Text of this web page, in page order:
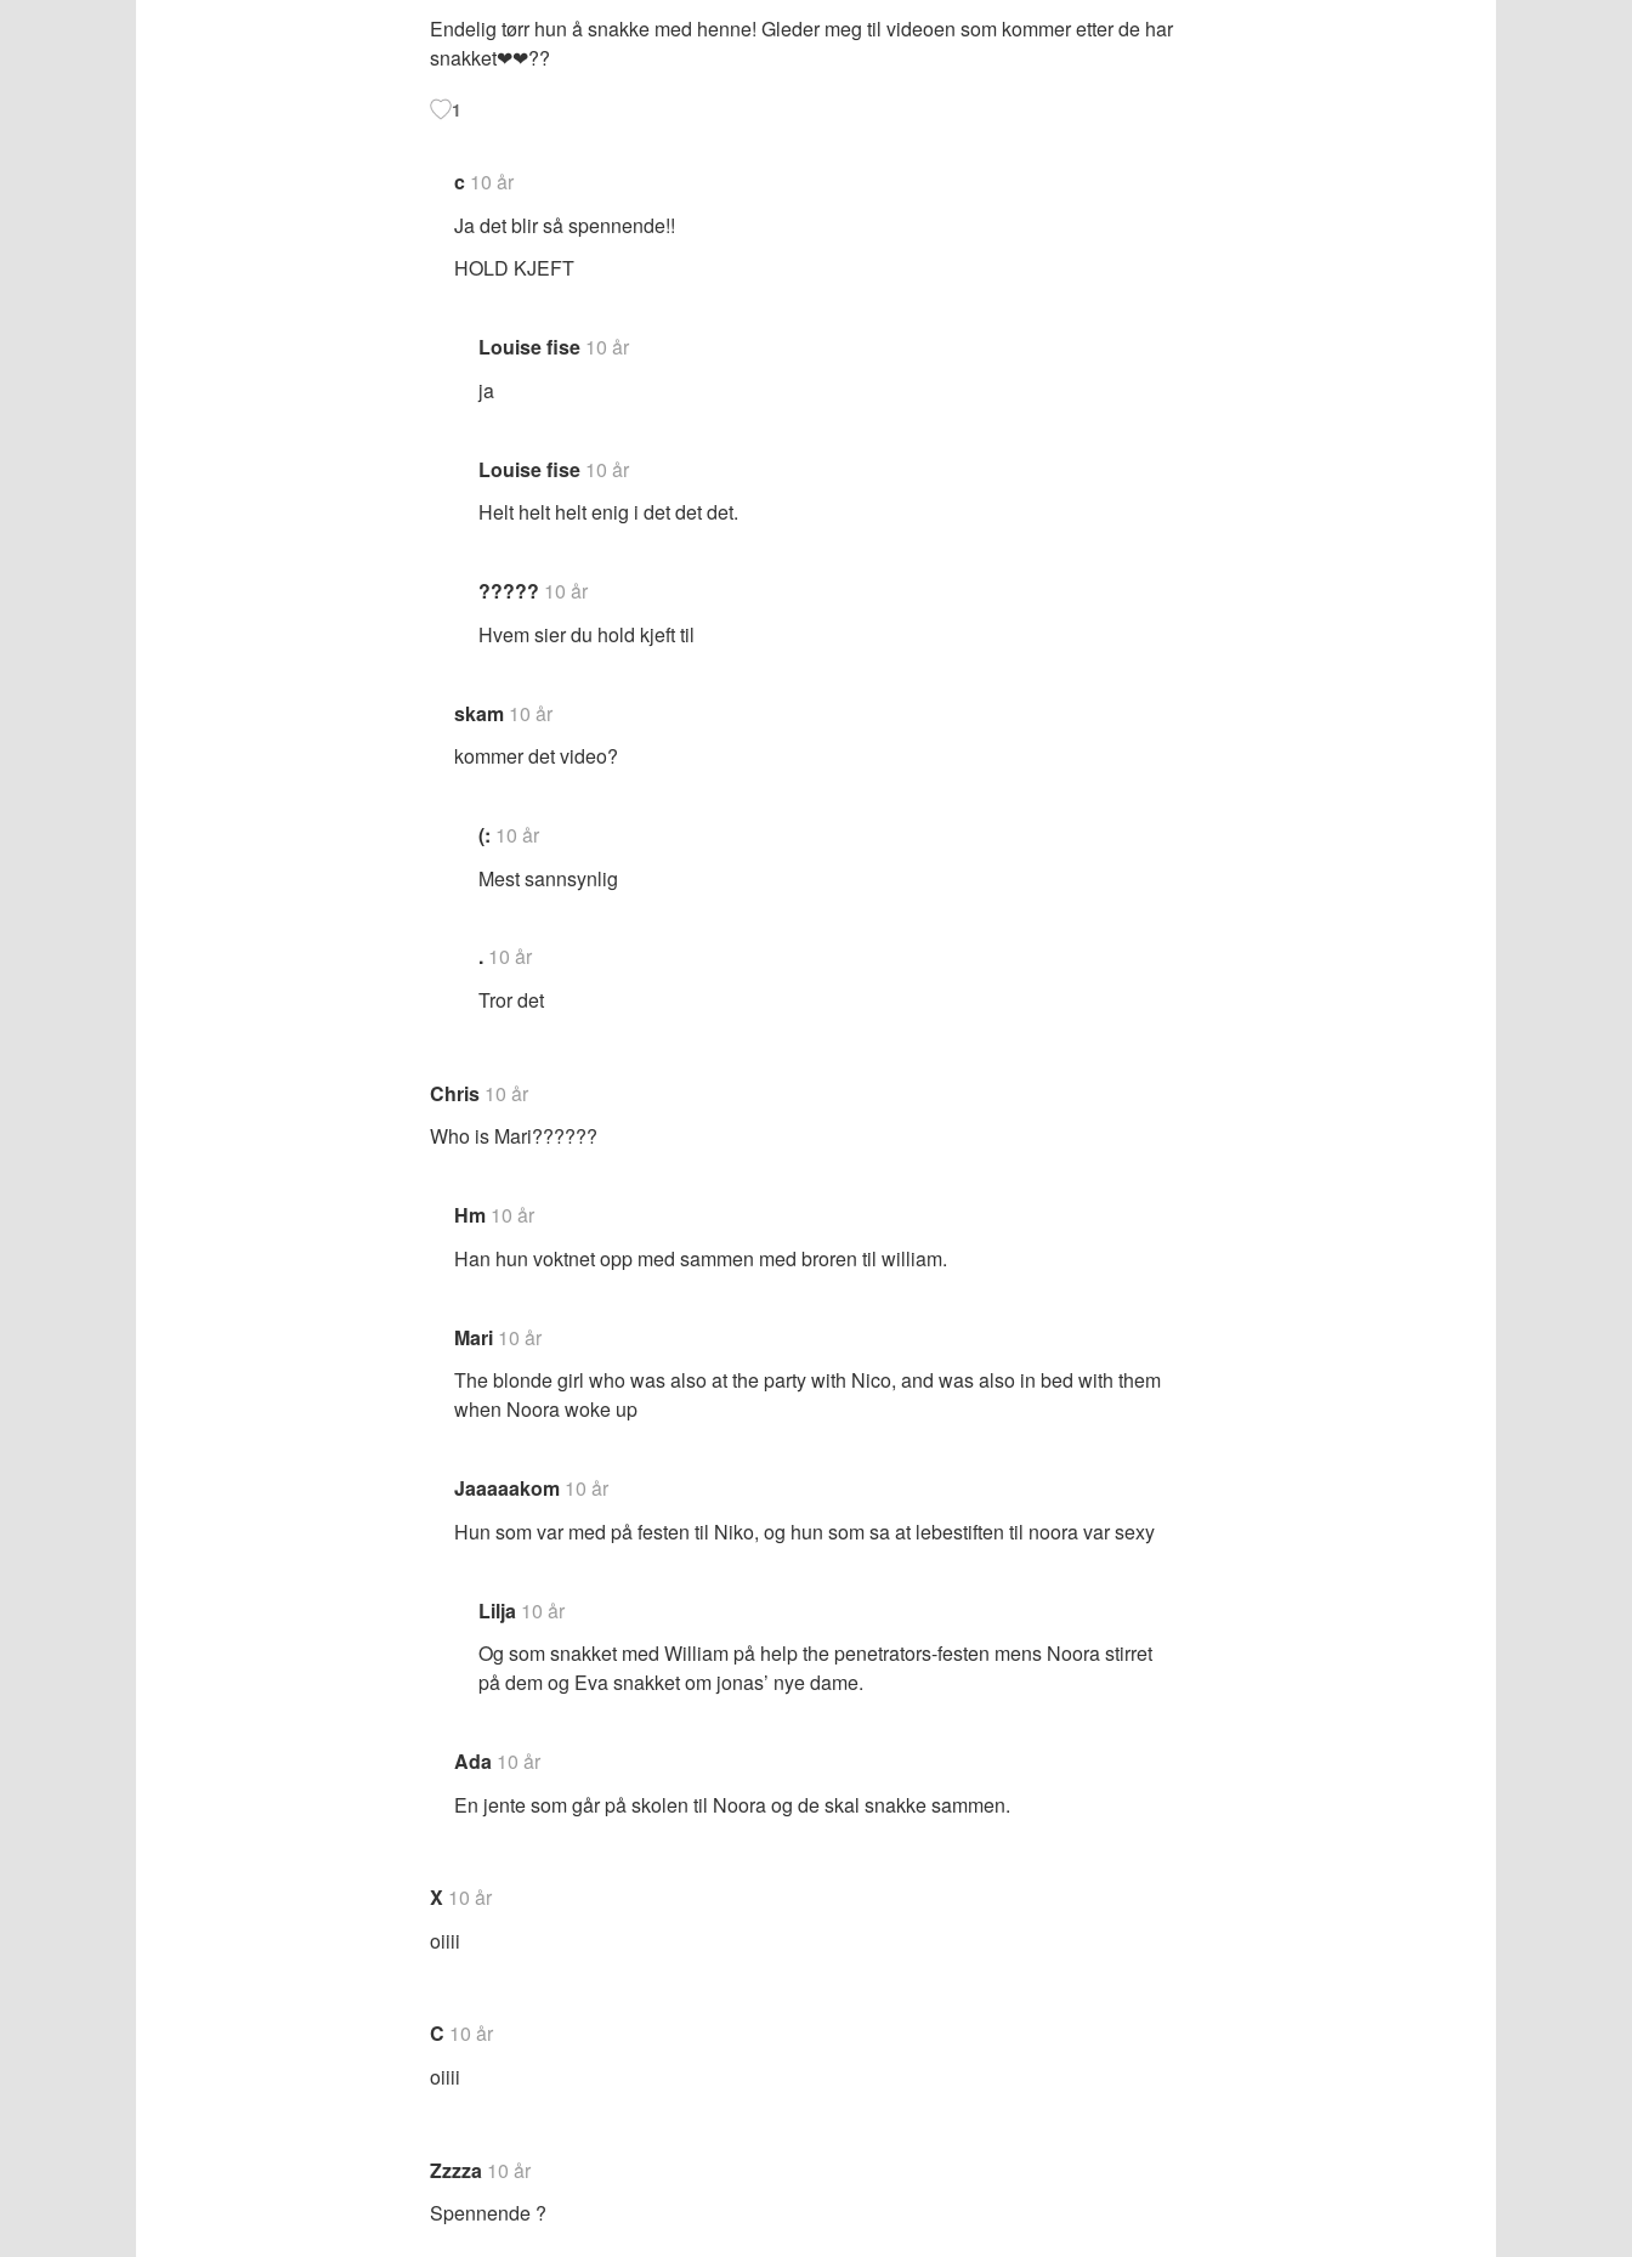
Endelig tørr hun å snakke med henne! Gleder meg til videoen som kommer etter de har
snakket❤❤??
1
c 10 år
Ja det blir så spennende!!
HOLD KJEFT
Louise fise 10 år
ja
Louise fise 10 år
Helt helt helt enig i det det det.
????? 10 år
Hvem sier du hold kjeft til
skam 10 år
kommer det video?
(: 10 år
Mest sannsynlig
. 10 år
Tror det
Chris 10 år
Who is Mari??????
Hm 10 år
Han hun voktnet opp med sammen med broren til william.
Mari 10 år
The blonde girl who was also at the party with Nico, and was also in bed with them
when Noora woke up
Jaaaaakom 10 år
Hun som var med på festen til Niko, og hun som sa at lebestiften til noora var sexy
Lilja 10 år
Og som snakket med William på help the penetrators-festen mens Noora stirret
på dem og Eva snakket om jonas’ nye dame.
Ada 10 år
En jente som går på skolen til Noora og de skal snakke sammen.
X 10 år
oiiii
C 10 år
oiiii
Zzzza 10 år
Spennende ?